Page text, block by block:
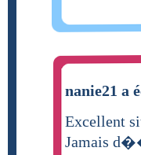
nanie21 a
Excellent
Jamais